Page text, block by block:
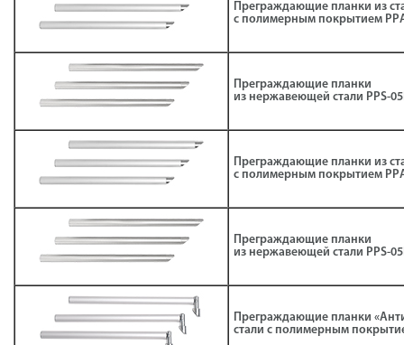
Преграждающие планки из
с полимерным покрытием
Преграждающие планки
из нержавеющей стали РРS-
Преграждающие планки из
с полимерным покрытием
Преграждающие планки
из нержавеющей стали РРS-
Преграждающие планки
стали с полимерным